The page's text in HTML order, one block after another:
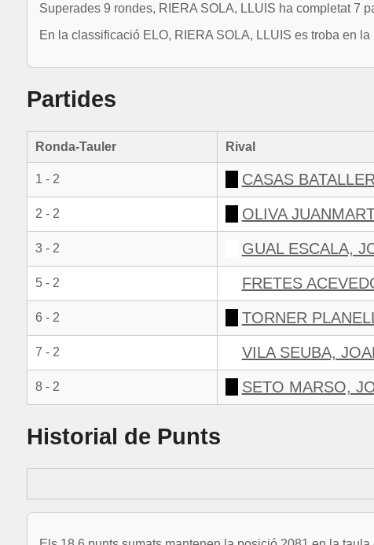
Superades 9 rondes, RIERA SOLA, LLUIS ha completat 7
En la classificació ELO, RIERA SOLA, LLUIS es troba en
Partides
Ronda-Tauler Rival
1 - 2 CASAS
2 - 2 OLIVA
3 - 2 GUAL ESCALA,
5 - 2 FRETES
6 - 2 TORNER
7 - 2 VILA SEUBA,
8 - 2 SETO MARSO,
Historial de Punts